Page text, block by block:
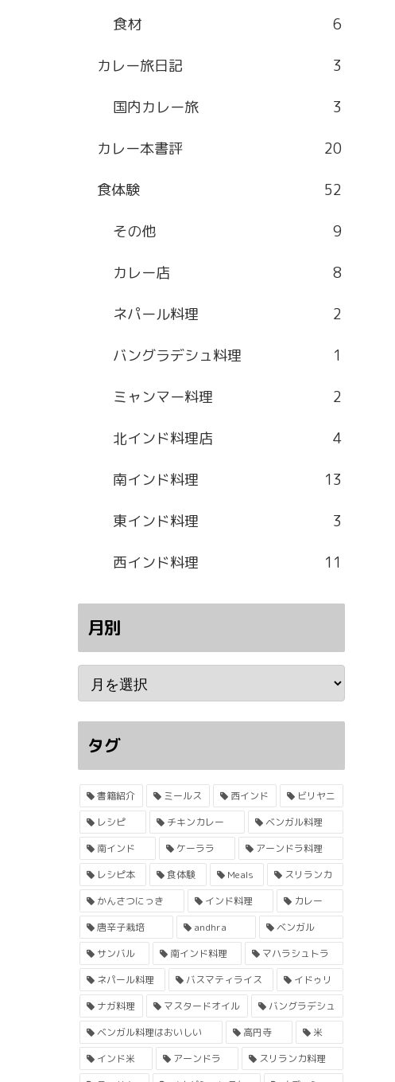
食材 6
カレー旅日記 3
国内カレー旅 3
カレー本書評 20
食体験 52
その他 9
カレー店 8
ネパール料理 2
バングラデシュ料理 1
ミャンマー料理 2
北インド料理店 4
南インド料理 13
東インド料理 3
西インド料理 11
月別
タグ
書籍紹介 ミールス 西インド
ビリヤニ
レシピ
チキンカレー
ベンガル料理
南インド
ケーララ
アーンドラ料理
レシピ本
食体験 Meals
スリランカ
かんさつにっき
インド料理
カレー
唐辛子栽培
andhra
ベンガル
サンバル
南インド料理
マハラシュトラ
ネパール料理
バスマティライス
イドゥリ
ナガ料理
マスタードオイル
バングラデシュ
ベンガル料理はおいしい
高円寺
米
インド米
アーンドラ
スリランカ料理